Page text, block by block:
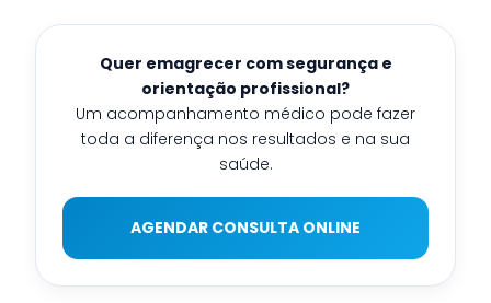
Quer emagrecer com segurança e
orientação profissional?
Um acompanhamento médico pode fazer
toda a diferença nos resultados e na sua
saúde.
AGENDAR CONSULTA ONLINE